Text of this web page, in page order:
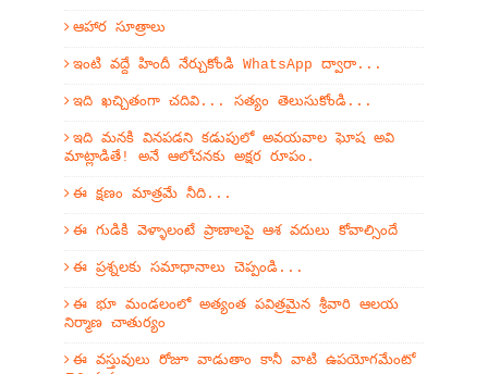
ఆహార సూత్రాలు
ఇంటి వద్దే హిందీ నేర్చుకోండి WhatsApp ద్వారా...
ఇది ఖచ్చితంగా చదివి... సత్యం తెలుసుకోండి...
ఇది మనకి వినపడని కడుపులో అవయవాల ఘోష అవి
మాట్లాడితే! అనే ఆలోచనకు అక్షర రూపం.
ఈ క్షణం మాత్రమే నీది...
ఈ గుడికి వెళ్ళాలంటే ప్రాణాలపై ఆశ వదులు కోవాల్సిందే
ఈ ప్రశ్నలకు సమాధానాలు చెప్పండి...
ఈ భూ మండలంలో అత్యంత పవిత్రమైన శ్రీవారి ఆలయ
నిర్మాణ చాతుర్యం
ఈ వస్తువులు రోజూ వాడుతాం కానీ వాటి ఉపయోగమేంటో